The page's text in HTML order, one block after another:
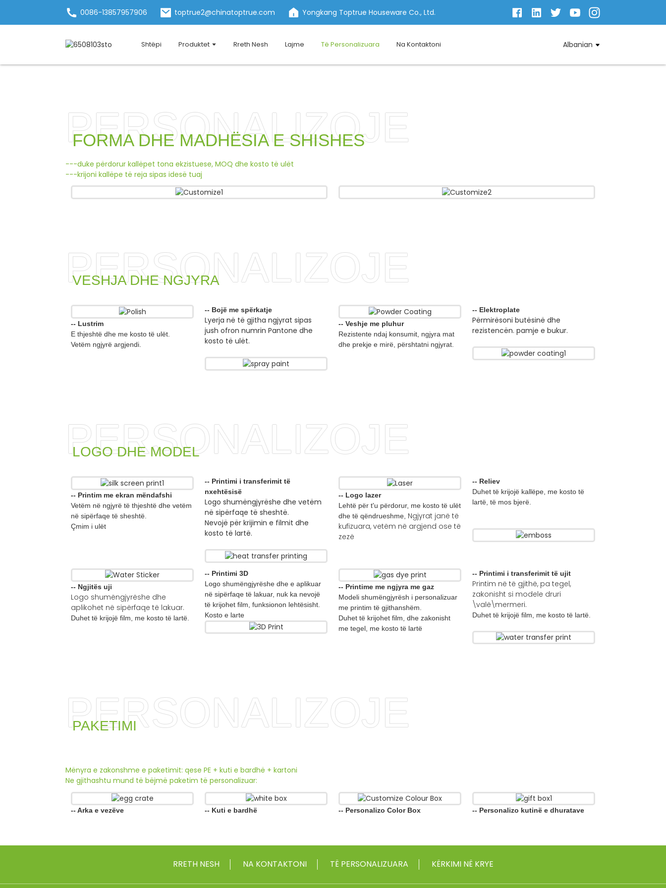
0086-13857957906 toptrue2@chinatoptrue.com Yongkang Toptrue Houseware Co., Ltd.
Shtëpi Produktet Rreth Nesh Lajme Të Personalizuara Na Kontaktoni Albanian
FORMA DHE MADHËSIA E SHISHES
PERSONALIZOJE
---duke përdorur kallëpet tona ekzistuese, MOQ dhe kosto të ulët
---krijoni kallëpe të reja sipas idesë tuaj
VESHJA DHE NGJYRA
PERSONALIZOJE
-- Lustrim
E thjeshtë dhe me kosto të ulët.
Vetëm ngjyrë argjendi.
-- Bojë me spërkatje
Lyerja në të gjitha ngjyrat sipas
jush ofron numrin Pantone dhe
kosto të ulët.
-- Veshje me pluhur
Rezistente ndaj konsumit, ngjyra mat
dhe prekje e mirë, përshtatni ngjyrat.
-- Elektroplate
Përmirësoni butësinë dhe
rezistencën. pamje e bukur.
LOGO DHE MODEL
PERSONALIZOJE
-- Printim me ekran mëndafshi
Vetëm në ngjyrë të thjeshtë dhe vetëm
në sipërfaqe të sheshtë.
Çmim i ulët
-- Printimi i transferimit të
nxehtësisë
Logo shumëngjyrëshe dhe vetëm
në sipërfaqe të sheshtë.
Nevojë për krijimin e filmit dhe
kosto të lartë.
-- Logo lazer
Lehtë për t'u përdorur, me kosto të ulët
dhe të qëndrueshme, Ngjyrat janë të
kufizuara, vetëm në argjend ose të
zezë
-- Reliev
Duhet të krijojë kallëpe, me kosto të
lartë, të mos bjerë.
-- Ngjitës uji
Logo shumëngjyrëshe dhe
aplikohet në sipërfaqe të lakuar.
Duhet të krijojë film, me kosto të lartë.
-- Printimi 3D
Logo shumëngjyrëshe dhe e aplikuar
në sipërfaqe të lakuar, nuk ka nevojë
të krijohet film, funksionon lehtësisht.
Kosto e larte
-- Printime me ngjyra me gaz
Modeli shumëngjyrësh i personalizuar
me printim të gjithanshëm.
Duhet të krijohet film, dhe zakonisht
me tegel, me kosto të lartë
-- Printimi i transferimit të ujit
Printim në të gjithë, pa tegel,
zakonisht si modele druri
\valë\mermeri.
Duhet të krijojë film, me kosto të lartë.
PAKETIMI
PERSONALIZOJE
Mënyra e zakonshme e paketimit: qese PE + kuti e bardhë + kartoni
Ne gjithashtu mund të bëjmë paketim të personalizuar:
-- Arka e vezëve -- Kuti e bardhë -- Personalizo Color Box -- Personalizo kutinë e dhuratave
RRETH NESH NA KONTAKTONI TË PERSONALIZUARA KËRKIMI NË KRYE